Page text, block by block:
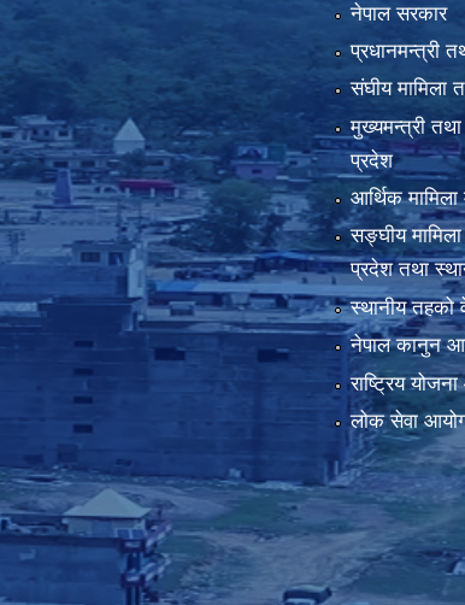
नेपाल सरकार
प्रधानमन्त्री
संघीय मामिला
मुख्यमन्त्री तथा
प्रदेश
आर्थिक
सङ्घीय
प्रदेश तथा
स्थानीय तहको
नेपाल कानुन
राष्ट्रिय
लोक सेवा